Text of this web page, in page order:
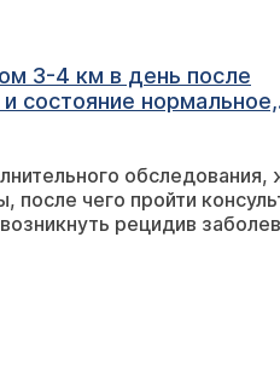
3-4 км в день после
состояние нормальное,
обследования,
после чего пройти
рецидив